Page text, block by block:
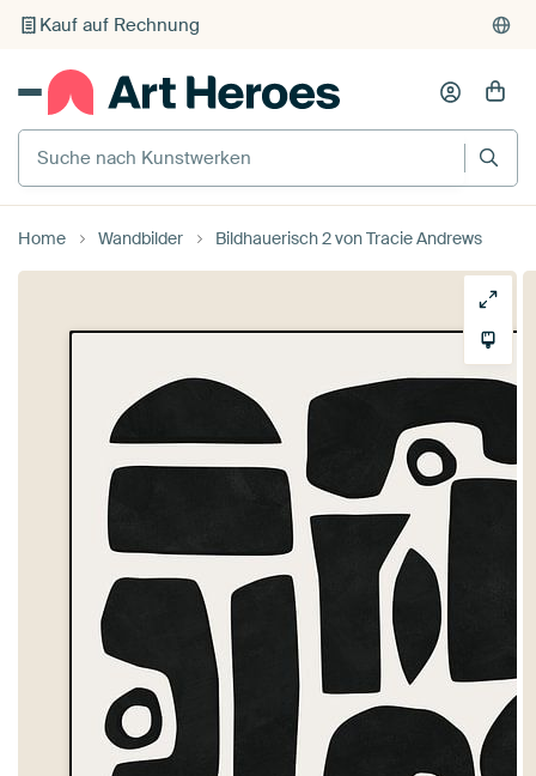
Kauf auf Rechnung
Individueller Druck auf Bestellung
Suche nach Kunstwerken
Home Wandbilder Bildhauerisch 2 von Tracie Andrews